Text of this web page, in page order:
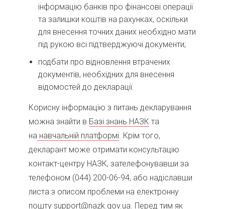
інформацію банків про фінансові операції
та залишки коштів на рахунках, оскільки
для внесення точних даних необхідно мати
під рукою всі підтверджуючі документи;
подбати про відновлення втрачених
документів, необхідних для внесення
відомостей до декларації.
Корисну інформацію з питань декларування
можна знайти в Базі знань НАЗК та
на навчальній платформі. Крім того,
декларант може отримати консультацію
контакт-центру НАЗК, зателефонувавши за
телефоном (044) 200-06-94, або надіславши
листа з описом проблеми на електронну
пошту support@nazk.gov.ua. Перед тим як